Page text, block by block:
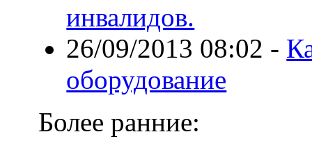
инвалидов.
26/09/2013 08:02 -
оборудование
Более ранние: